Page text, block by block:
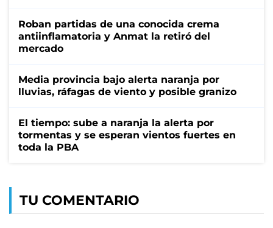
Roban partidas de una conocida crema
antiinflamatoria y Anmat la retiró del
mercado
Media provincia bajo alerta naranja por
lluvias, ráfagas de viento y posible granizo
El tiempo: sube a naranja la alerta por
tormentas y se esperan vientos fuertes en
toda la PBA
TU COMENTARIO